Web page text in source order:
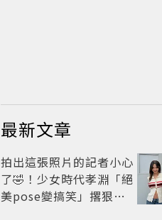
最新文章
拍出這張照片的記者小心
了🤣！少女時代孝淵「絕
美pose變搞笑」撂狠